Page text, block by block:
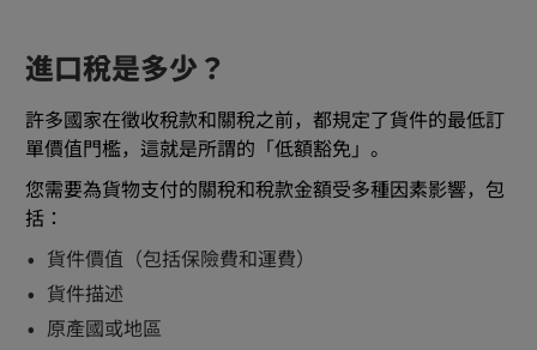
進口稅是多少？
許多國家在徵收稅款和關稅之前，都規定了貨件的最低訂
單價值門檻，這就是所謂的「低額豁免」。
您需要為貨物支付的關稅和稅款金額受多種因素影響，包
括：
貨件價值（包括保險費和運費）
貨件描述
原產國或地區